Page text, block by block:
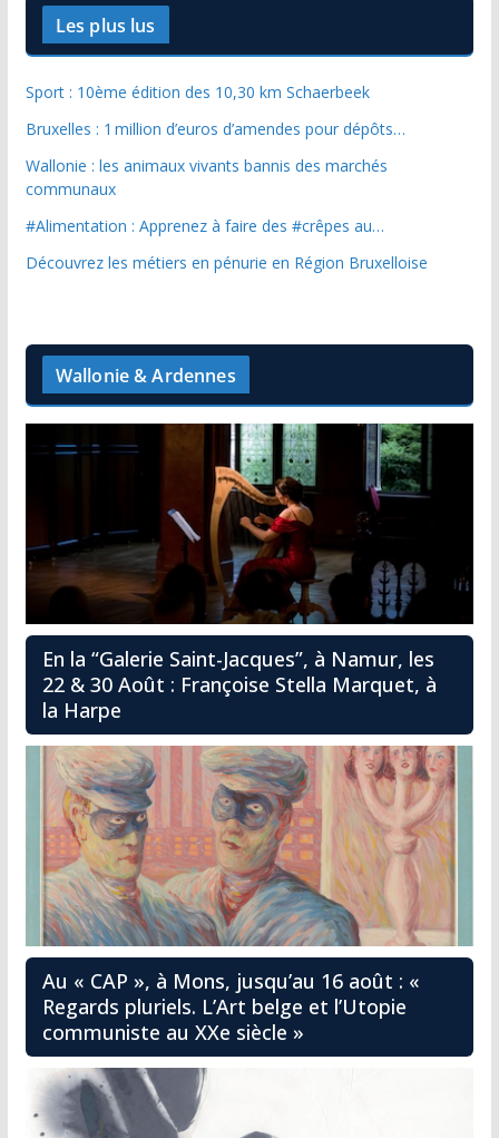
Les plus lus
Sport : 10ème édition des 10,30 km Schaerbeek
Bruxelles : 1 million d’euros d’amendes pour dépôts…
Wallonie : les animaux vivants bannis des marchés
communaux
#Alimentation : Apprenez à faire des #crêpes au…
Découvrez les métiers en pénurie en Région Bruxelloise
Wallonie & Ardennes
En la “Galerie Saint-Jacques”, à Namur, les
22 & 30 Août : Françoise Stella Marquet, à
la Harpe
Au « CAP », à Mons, jusqu’au 16 août : «
Regards pluriels. L’Art belge et l’Utopie
communiste au XXe siècle »